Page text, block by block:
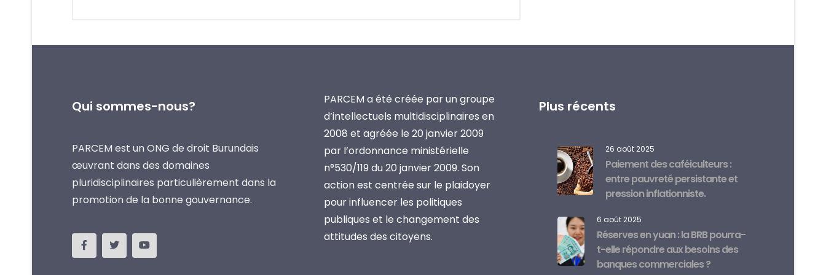
Qui sommes-nous?
PARCEM est un ONG de droit Burundais
œuvrant dans des domaines
pluridisciplinaires particulièrement dans la
promotion de la bonne gouvernance.
PARCEM a été créée par un groupe
d’intellectuels multidisciplinaires en
2008 et agréée le 20 janvier 2009
par l’ordonnance ministérielle
n°530/119 du 20 janvier 2009. Son
action est centrée sur le plaidoyer
pour influencer les politiques
publiques et le changement des
attitudes des citoyens.
Plus récents
26 août 2025
Paiement des caféiculteurs :
entre pauvreté persistante et
pression inflationniste.
6 août 2025
Réserves en yuan : la BRB pourra-
t-elle répondre aux besoins des
banques commerciales ?